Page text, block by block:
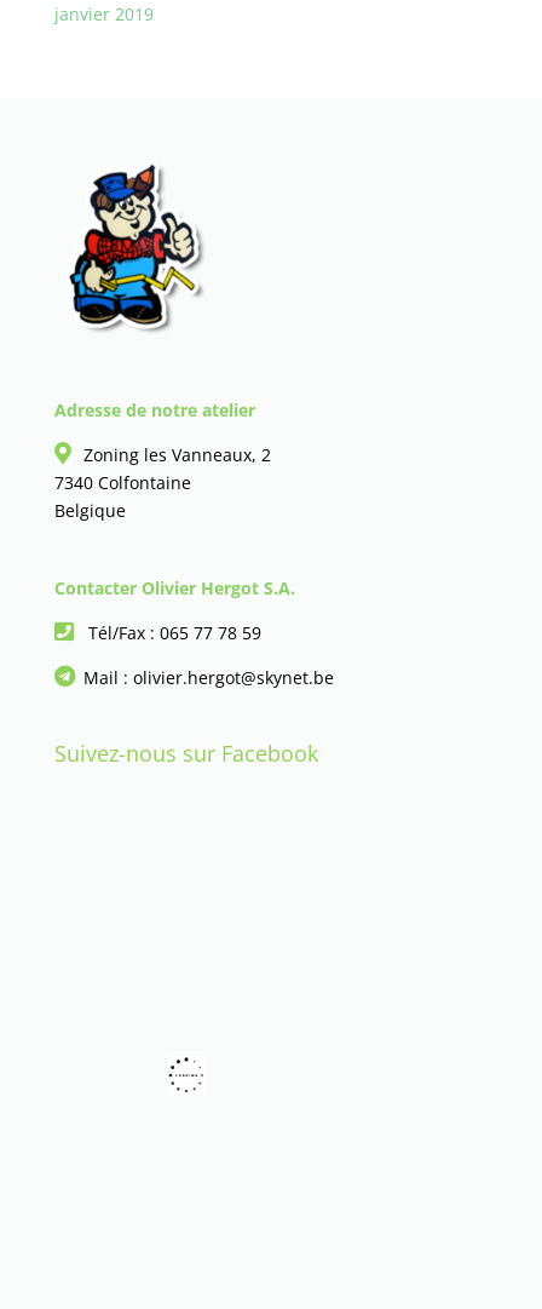
janvier 2019
Adresse de notre atelier
Zoning les Vanneaux, 2
7340 Colfontaine
Belgique
Contacter Olivier Hergot S.A.
Tél/Fax : 065 77 78 59
Mail : olivier.hergot@skynet.be
Suivez-nous sur Facebook